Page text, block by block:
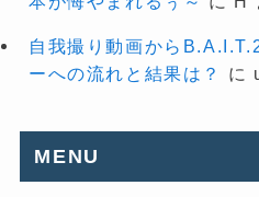
自我撮り動画から
ーへの流れと結果は？
に
MENU